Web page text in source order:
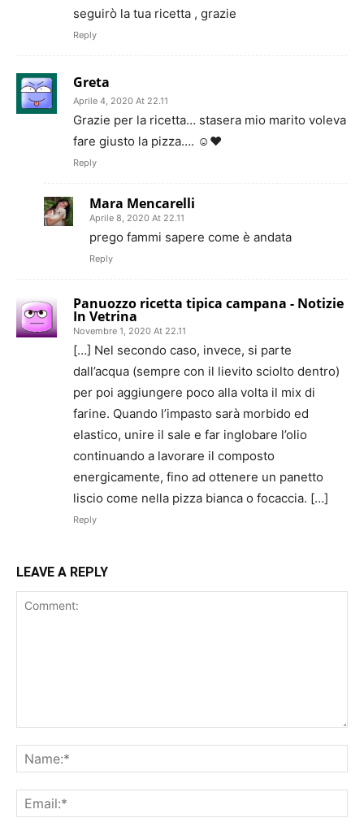
seguirò la tua ricetta , grazie
Reply
Greta
Aprile 4, 2020 At 22.11
Grazie per la ricetta… stasera mio marito voleva
fare giusto la pizza…. ☺️❤
Reply
Mara Mencarelli
Aprile 8, 2020 At 22.11
prego fammi sapere come è andata
Reply
Panuozzo ricetta tipica campana - Notizie
In Vetrina
Novembre 1, 2020 At 22.11
[…] Nel secondo caso, invece, si parte
dall’acqua (sempre con il lievito sciolto dentro)
per poi aggiungere poco alla volta il mix di
farine. Quando l’impasto sarà morbido ed
elastico, unire il sale e far inglobare l’olio
continuando a lavorare il composto
energicamente, fino ad ottenere un panetto
liscio come nella pizza bianca o focaccia. […]
Reply
LEAVE A REPLY